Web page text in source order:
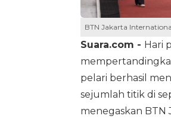
BTN Jakarta
Suara.com - Hari
pelari berhasil
sejumlah titik di
menegaskan BTN